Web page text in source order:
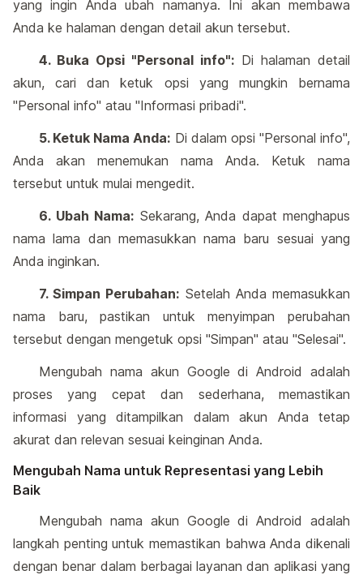
yang ingin Anda ubah namanya. Ini akan membawa
Anda ke halaman dengan detail akun tersebut.
4. Buka Opsi "Personal info": Di halaman detail
akun, cari dan ketuk opsi yang mungkin bernama
"Personal info" atau "Informasi pribadi".
5. Ketuk Nama Anda: Di dalam opsi "Personal info",
Anda akan menemukan nama Anda. Ketuk nama
tersebut untuk mulai mengedit.
6. Ubah Nama: Sekarang, Anda dapat menghapus
nama lama dan memasukkan nama baru sesuai yang
Anda inginkan.
7. Simpan Perubahan: Setelah Anda memasukkan
nama baru, pastikan untuk menyimpan perubahan
tersebut dengan mengetuk opsi "Simpan" atau "Selesai".
Mengubah nama akun Google di Android adalah
proses yang cepat dan sederhana, memastikan
informasi yang ditampilkan dalam akun Anda tetap
akurat dan relevan sesuai keinginan Anda.
Mengubah Nama untuk Representasi yang Lebih
Baik
Mengubah nama akun Google di Android adalah
langkah penting untuk memastikan bahwa Anda dikenali
dengan benar dalam berbagai layanan dan aplikasi yang